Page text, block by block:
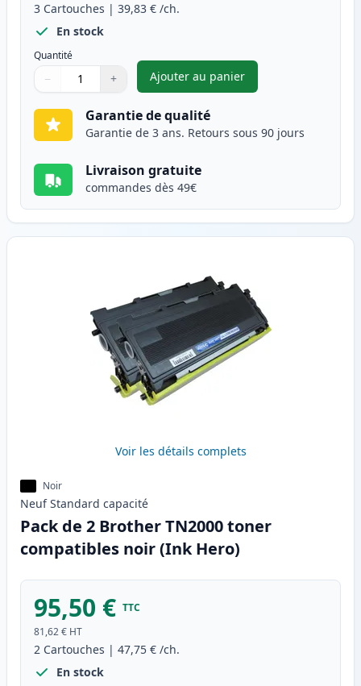
3 Cartouches | 39,83 € /ch.
En stock
Quantité
Quantité
Utilisez les boutons pour ajuster
− +
Quantité
Ajouter au panier
,Pack de 3 Brother TN2000
Garantie de qualité
Garantie de 3 ans. Retours sous 90 jours
Livraison gratuite
commandes dès 49€
Voir les détails complets
Noir
Neuf Standard capacité
Pack de 2 Brother TN2000 toner
compatibles noir (Ink Hero)
95,50 € TTC
81,62 € HT
2 Cartouches | 47,75 € /ch.
En stock